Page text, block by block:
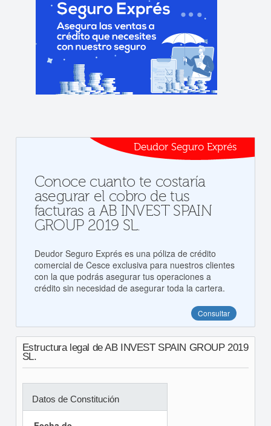
Deudor Seguro Exprés
Conoce cuanto te costaría
asegurar el cobro de tus
facturas a AB INVEST SPAIN
GROUP 2019 SL.
Deudor Seguro Exprés es una póliza de crédito
comercial de Cesce exclusiva para nuestros clientes
con la que podrás asegurar tus operaciones a
crédito sin necesidad de asegurar toda la cartera.
Consultar
Estructura legal de AB INVEST SPAIN GROUP 2019
SL.
Datos de Constitución